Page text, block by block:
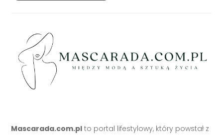
Mascarada.com.pl to portal lifestylowy, który powstał z